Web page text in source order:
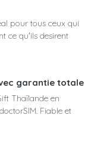
pour tous ceux qui
ce qu'ils desirent
garantie totale
Thaïlande en
Fiable et